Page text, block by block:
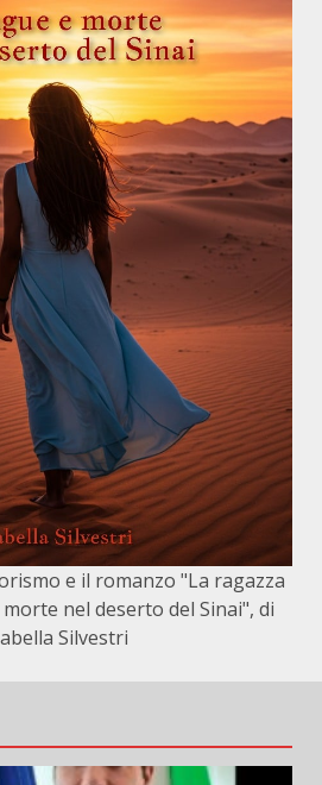
e il romanzo "La ragazza
nel deserto del Sinai", di
Silvestri